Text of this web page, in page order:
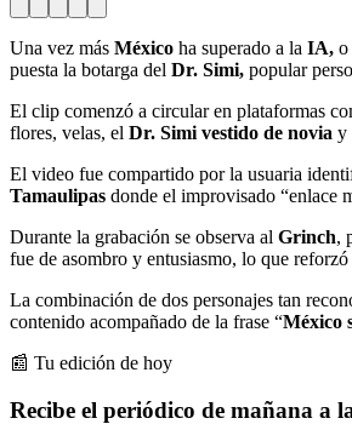
Una vez más México ha superado a la IA, o
puesta la botarga del Dr. Simi, popular
El clip comenzó a circular en plataformas
flores, velas, el Dr. Simi vestido de novia y
El video fue compartido por la usuaria
Tamaulipas donde el improvisado “enlace
Durante la grabación se observa al Grinch,
fue de asombro y entusiasmo, lo que
La combinación de dos personajes tan
contenido acompañado de la frase “México
📰 Tu edición de hoy
Recibe el periódico de mañana a